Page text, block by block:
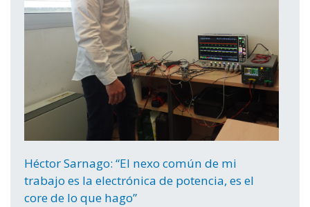
Héctor Sarnago: “El nexo común de mi
trabajo es la electrónica de potencia, es el
core de lo que hago”